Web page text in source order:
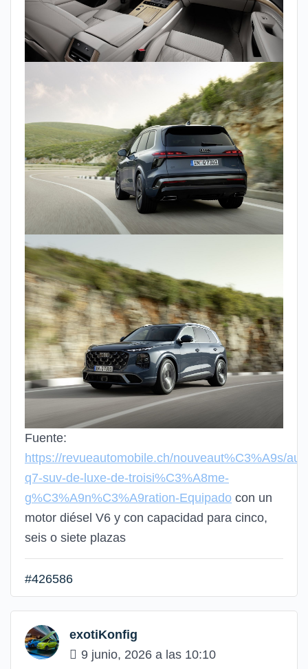
Fuente:
https://revueautomobile.ch/nouveaut%C3%A9s/
q7-suv-de-luxe-de-troisi%C3%A8me-
g%C3%A9n%C3%A9ration-Equipado con un
motor diésel V6 y con capacidad para cinco,
seis o siete plazas
#426586
exotiKonfig
9 junio, 2026 a las 10:10